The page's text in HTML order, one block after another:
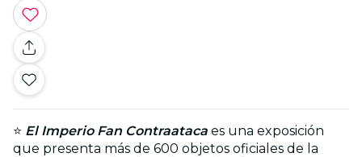
⭐ El Imperio Fan Contraataca es una exposición
que presenta más de 600 objetos oficiales de la